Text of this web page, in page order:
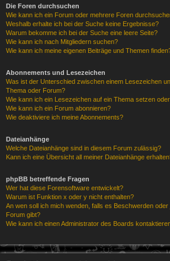
Die Foren durchsuchen
Wie kann ich ein Forum oder mehrere Foren
Weshalb erhalte ich bei der Suche keine Ergebnisse?
Warum bekomme ich bei der Suche eine leere Seite?
Wie kann ich nach Mitgliedern suchen?
Wie kann ich meine eigenen Beiträge und Themen
Abonnements und Lesezeichen
Was ist der Unterschied zwischen einem Lesezeichen
Thema oder Forum?
Wie kann ich ein Lesezeichen auf ein Thema setzen
Wie kann ich ein Forum abonnieren?
Wie deaktiviere ich meine Abonnements?
Dateianhänge
Welche Dateianhänge sind in diesem Forum zulässig?
Kann ich eine Übersicht all meiner Dateianhänge
phpBB betreffende Fragen
Wer hat diese Forensoftware entwickelt?
Warum ist Funktion x oder y nicht enthalten?
An wen soll ich mich wenden, falls es Beschwerden
Forum gibt?
Wie kann ich einen Administrator des Boards